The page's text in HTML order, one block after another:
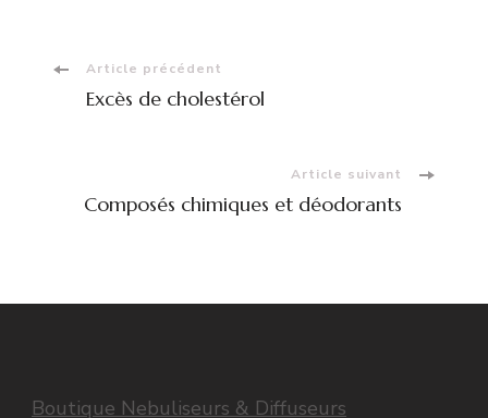
Navigation
Article précédent
Excès de cholestérol
Article suivant
Composés chimiques et déodorants
Boutique Nebuliseurs & Diffuseurs